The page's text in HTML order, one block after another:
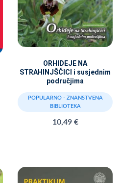
ORHIDEJE NA
STRAHINJŠČICI i susjednim
područjima
POPULARNO - ZNANSTVENA
BIBLIOTEKA
10,49 €